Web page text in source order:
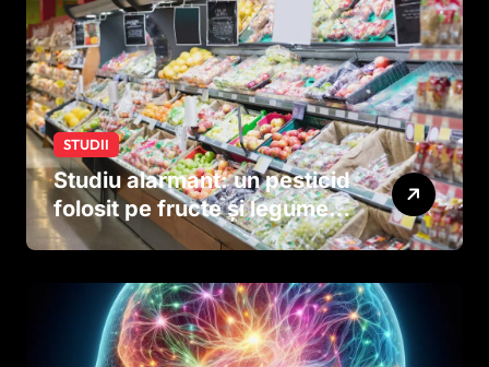
STUDII
Studiu alarmant: un pesticid
folosit pe fructe și legume
ar putea afecta dezvoltarea
dinainte de naștere